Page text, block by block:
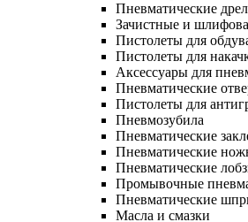
Пневматические
Зачистные и
Пистолеты для
Пистолеты для
Аксессуары для
Пневматические
Пистолеты для
Пневмозубила
Пневматические
Пневматические
Пневматические
Промывочные
Пневматические
Масла и смазки